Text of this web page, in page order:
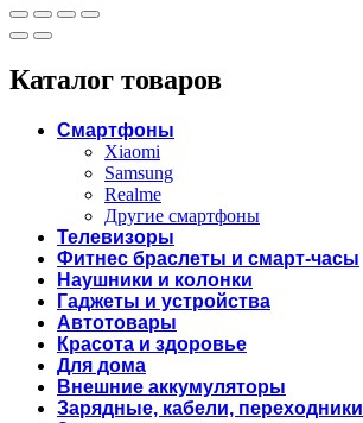
Каталог товаров
Смартфоны
Xiaomi
Samsung
Realme
Другие смартфоны
Телевизоры
Фитнес браслеты и смарт-часы
Наушники и колонки
Гаджеты и устройства
Автотовары
Красота и здоровье
Для дома
Внешние аккумуляторы
Зарядные, кабели, переходники